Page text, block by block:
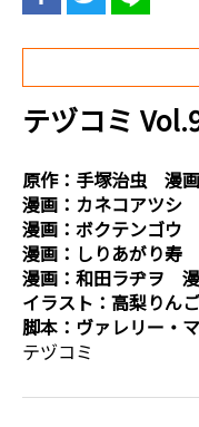
テヅコミ
原作： 手塚治虫 漫
漫画： カネコアツシ
漫画： ボクテンゴウ
漫画： しりあがり寿
漫画： 和田ラヂヲ
イラスト： 高梨りんご
脚本： ヴァレリー・
テヅコミ